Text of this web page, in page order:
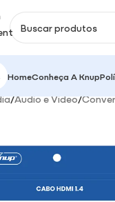
HomeConheça A Knup
/Áudio e Video/